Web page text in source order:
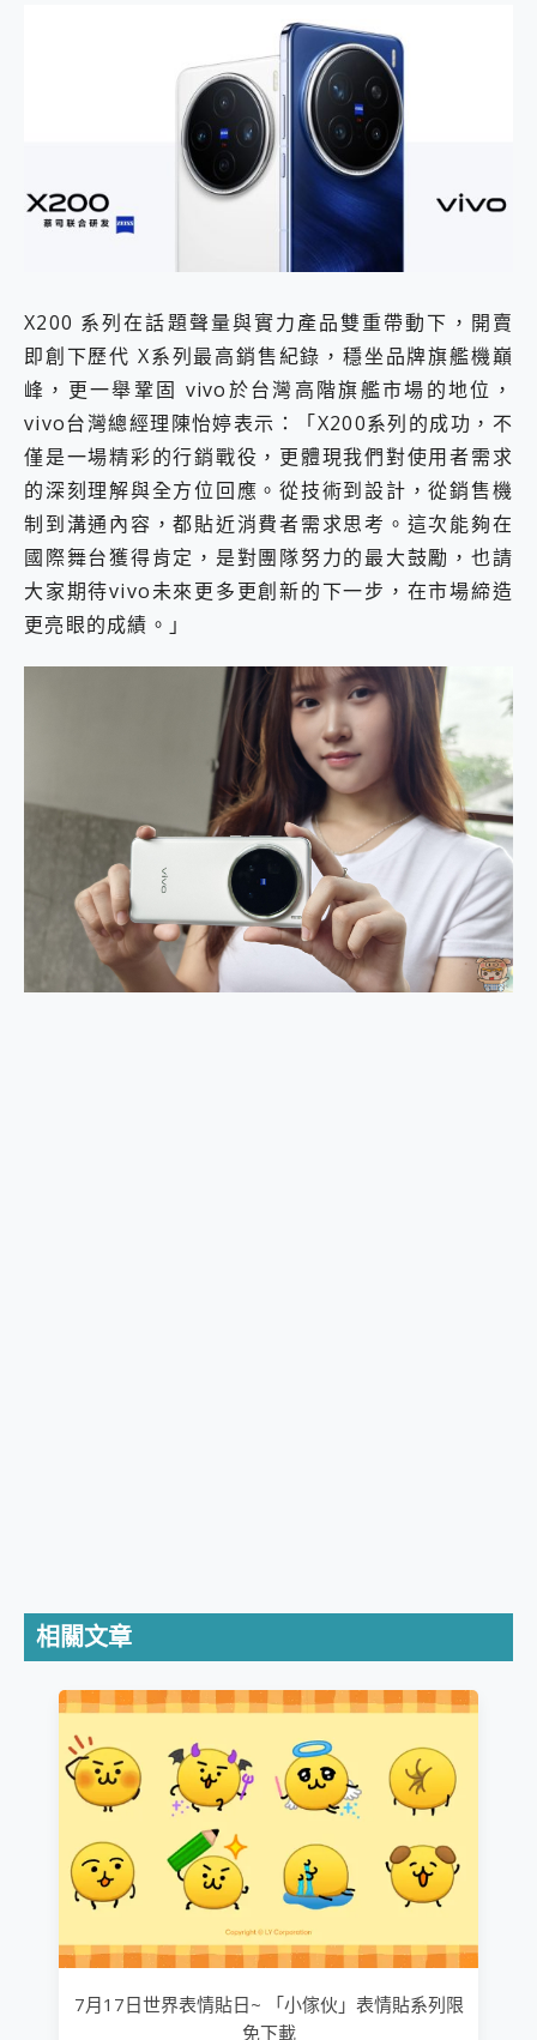
X200 系列在話題聲量與實力產品雙重帶動下，開賣
即創下歷代 X系列最高銷售紀錄，穩坐品牌旗艦機巔
峰，更一舉鞏固 vivo於台灣高階旗艦市場的地位，
vivo台灣總經理陳怡婷表示：「X200系列的成功，不
僅是一場精彩的行銷戰役，更體現我們對使用者需求
的深刻理解與全方位回應。從技術到設計，從銷售機
制到溝通內容，都貼近消費者需求思考。這次能夠在
國際舞台獲得肯定，是對團隊努力的最大鼓勵，也請
大家期待vivo未來更多更創新的下一步，在市場締造
更亮眼的成績。」
相關文章
7月17日世界表情貼日~ 「小傢伙」表情貼系列限
免下載